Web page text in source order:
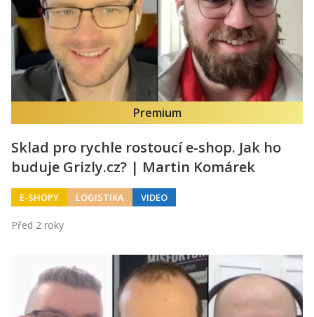
Premium
Sklad pro rychle rostoucí e-shop. Jak ho
buduje Grizly.cz? | Martin Komárek
E-SHOPY LOGISTIKA VIDEO
Před 2 roky